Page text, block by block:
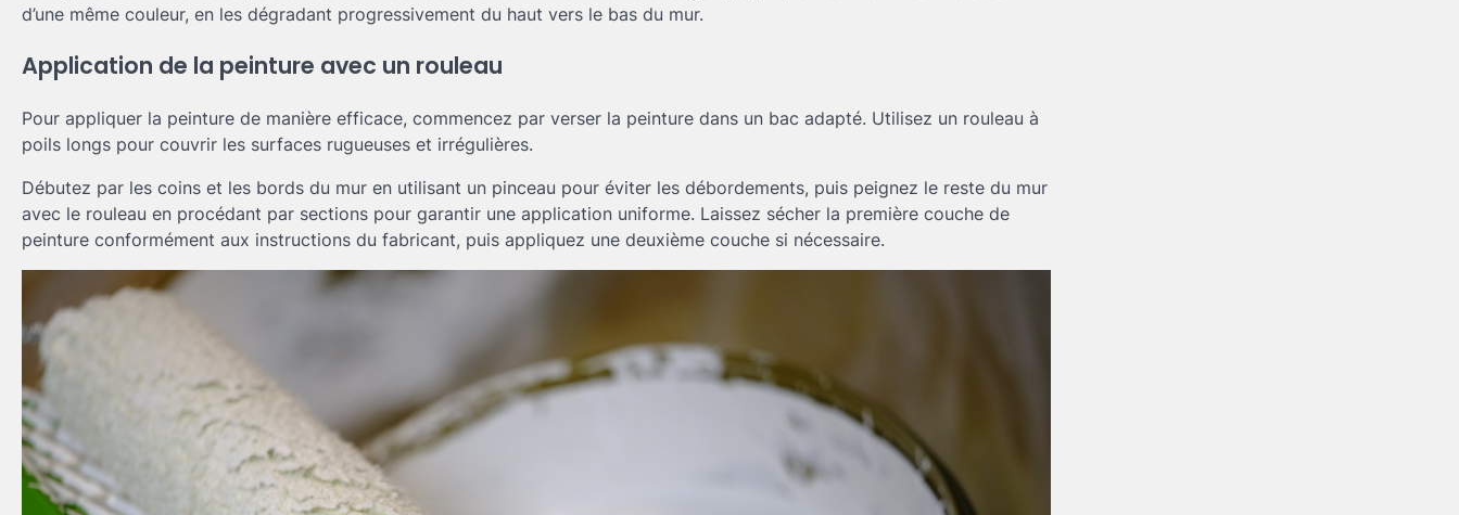
d’une même couleur, en les dégradant progressivement du haut vers le bas du mur.
Application de la peinture avec un rouleau
Pour appliquer la peinture de manière efficace, commencez par verser la peinture dans un bac adapté. Utilisez un rouleau à
poils longs pour couvrir les surfaces rugueuses et irrégulières.
Débutez par les coins et les bords du mur en utilisant un pinceau pour éviter les débordements, puis peignez le reste du mur
avec le rouleau en procédant par sections pour garantir une application uniforme. Laissez sécher la première couche de
peinture conformément aux instructions du fabricant, puis appliquez une deuxième couche si nécessaire.